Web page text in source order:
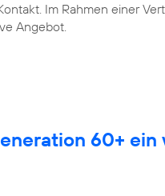
Im Rahmen einer
Angebot.
60+ ein